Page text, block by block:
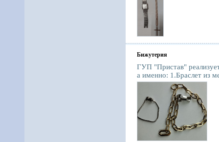
Бижутерия
ГУП "Пристав"
а именно: 1.Браслет из